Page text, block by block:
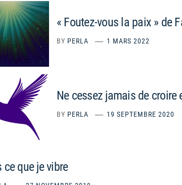
« Foutez-vous la paix » de
BY PERLA 1 MARS 2022
Ne cessez jamais de croire
BY PERLA 19 SEPTEMBRE 2020
ce que je vibre